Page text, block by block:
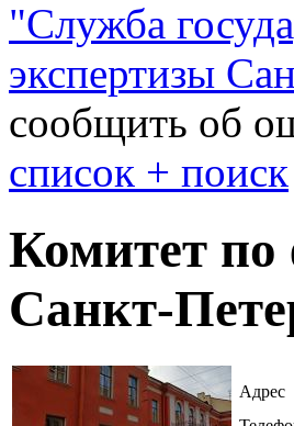
"Служба
экспертизы
сообщить об
cписок + поиск
Комитет по
Санкт-
Адрес